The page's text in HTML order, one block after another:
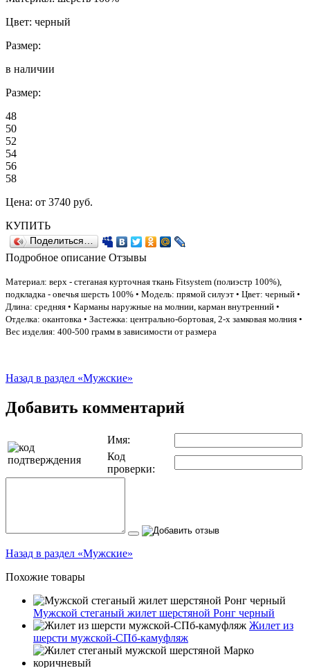
Цвет: черный
Размер:
в наличии
Размер:
48
50
52
54
56
58
Цена: от 3740 руб.
КУПИТЬ
Поделиться…
Подробное описание Отзывы
Материал: верх - стеганая курточная ткань Fitsystem (полиэстр 100%),
подкладка - овечья шерсть 100% • Модель: прямой силуэт • Цвет: черный •
Длина: средняя • Карманы наружные на молнии, карман внутренний •
Отделка: окантовка • Застежка: центрально-бортовая, 2-х замковая молния •
Вес изделия: 400-500 грамм в зависимости от размера
Назад в раздел «Мужские»
Добавить комментарий
Имя:
Код
проверки:
Назад в раздел «Мужские»
Похожие товары
Мужской стеганый жилет шерстяной Ронг черный
Жилет из
шерсти мужской-СПб-камуфляж